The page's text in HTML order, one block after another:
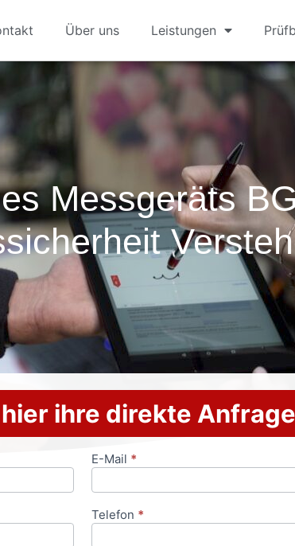
Über uns Leistungen
Messgeräts
ihre direkte Anfrage
E-Mail *
Telefon *